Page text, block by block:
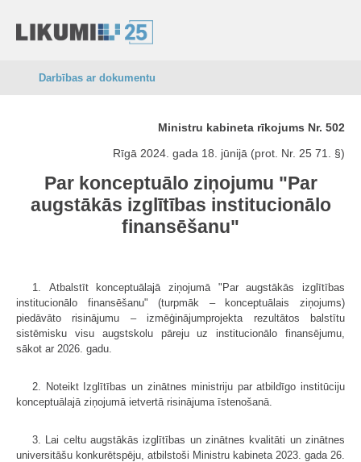
Darbības ar dokumentu
Ministru kabineta rīkojums Nr. 502
Rīgā 2024. gada 18. jūnijā (prot. Nr. 25 71. §)
Par konceptuālo ziņojumu "Par
augstākās izglītības institucionālo
finansēšanu"
1. Atbalstīt konceptuālajā ziņojumā "Par augstākās izglītības
institucionālo finansēšanu" (turpmāk – konceptuālais ziņojums)
piedāvāto risinājumu – izmēģinājumprojekta rezultātos balstītu
sistēmisku visu augstskolu pāreju uz institucionālo finansējumu,
sākot ar 2026. gadu.
2. Noteikt Izglītības un zinātnes ministriju par atbildīgo institūciju
konceptuālajā ziņojumā ietvertā risinājuma īstenošanā.
3. Lai celtu augstākās izglītības un zinātnes kvalitāti un zinātnes
universitāšu konkurētspēju, atbilstoši Ministru kabineta 2023. gada 26.